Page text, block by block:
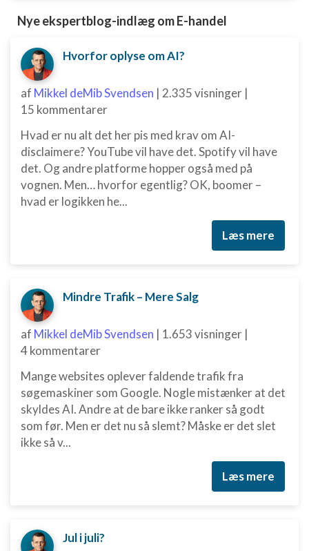
Nye ekspertblog-indlæg om E-handel
Hvorfor oplyse om AI?
af Mikkel deMib Svendsen | 2.335 visninger |
15 kommentarer
Hvad er nu alt det her pis med krav om AI-
disclaimere? YouTube vil have det. Spotify vil have
det. Og andre platforme hopper også med på
vognen. Men… hvorfor egentlig? OK, boomer –
hvad er logikken he...
Læs mere
Mindre Trafik – Mere Salg
af Mikkel deMib Svendsen | 1.653 visninger |
4 kommentarer
Mange websites oplever faldende trafik fra
søgemaskiner som Google. Nogle mistænker at det
skyldes AI. Andre at de bare ikke ranker så godt
som før. Men er det nu så slemt? Måske er det slet
ikke så v...
Læs mere
Jul i juli?